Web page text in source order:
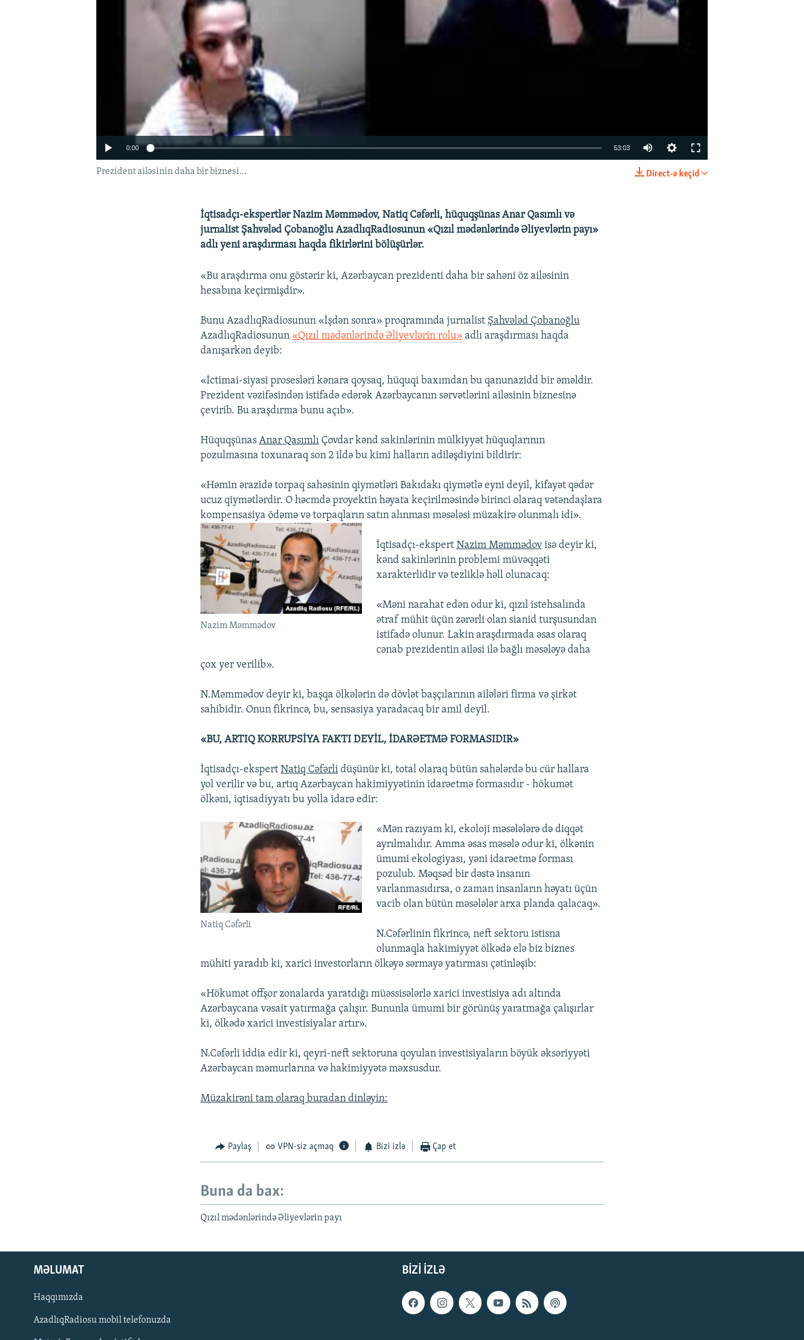
0:00 53:03
Direct-ə keçid
Prezident ailəsinin daha bir biznesi…
İqtisadçı-ekspertlər Nazim Məmmədov, Natiq Cəfərli, hüquqşünas Anar Qasımlı və
jurnalist Şahvələd Çobanoğlu AzadlıqRadiosunun «Qızıl mədənlərində Əliyevlərin payı»
adlı yeni araşdırması haqda fikirlərini bölüşürlər.
«Bu araşdırma onu göstərir ki, Azərbaycan prezidenti daha bir sahəni öz ailəsinin
hesabına keçirmişdir».
Bunu AzadlıqRadiosunun «İşdən sonra» proqramında jurnalist Şahvələd Çobanoğlu
AzadlıqRadiosunun «Qızıl mədənlərində Əliyevlərin rolu» adlı araşdırması haqda
danışarkən deyib:
«İctimai-siyasi prosesləri kənara qoysaq, hüquqi baxımdan bu qanunazidd bir əməldir.
Prezident vəzifəsindən istifadə edərək Azərbaycanın sərvətlərini ailəsinin biznesinə
çevirib. Bu araşdırma bunu açıb».
HüquqşünasAnar Qasımlı Çovdar kənd sakinlərinin mülkiyyət hüquqlarının
pozulmasına toxunaraq son 2 ildə bu kimi halların adiləşdiyini bildirir:
«Həmin ərazidə torpaq sahəsinin qiymətləri Bakıdakı qiymətlə eyni deyil, kifayət qədər
ucuz qiymətlərdir. O həcmdə proyektin həyata keçirilməsində birinci olaraq vətəndaşlara
kompensasiya ödəmə və torpaqların satın alınması məsələsi müzakirə olunmalı idi».
Nazim Məmmədov
İqtisadçı-ekspert Nazim Məmmədovisə deyir ki,
kənd sakinlərinin problemi müvəqqəti
xarakterlidir və tezliklə həll olunacaq:
«Məni narahat edən odur ki, qızıl istehsalında
ətraf mühit üçün zərərli olan sianid turşusundan
istifadə olunur. Lakin araşdırmada əsas olaraq
cənab prezidentin ailəsi ilə bağlı məsələyə daha
çox yer verilib».
N.Məmmədov deyir ki, başqa ölkələrin də dövlət başçılarının ailələri firma və şirkət
sahibidir. Onun fikrincə, bu, sensasiya yaradacaq bir amil deyil.
«BU, ARTIQ KORRUPSİYA FAKTI DEYİL, İDARƏETMƏ FORMASIDIR»
İqtisadçı-ekspertNatiq Cəfərli düşünür ki, total olaraq bütün sahələrdə bu cür hallara
yol verilir və bu, artıq Azərbaycan hakimiyyətinin idarəetmə formasıdır - hökumət
ölkəni, iqtisadiyyatı bu yolla idarə edir:
Natiq Cəfərli
«Mən razıyam ki, ekoloji məsələlərə də diqqət
ayrılmalıdır. Amma əsas məsələ odur ki, ölkənin
ümumi ekologiyası, yəni idarəetmə forması
pozulub. Məqsəd bir dəstə insanın
varlanmasıdırsa, o zaman insanların həyatı üçün
vacib olan bütün məsələlər arxa planda qalacaq».
N.Cəfərlinin fikrincə, neft sektoru istisna
olunmaqla hakimiyyət ölkədə elə biz biznes
mühiti yaradıb ki, xarici investorların ölkəyə sərmayə yatırması çətinləşib:
«Hökumət offşor zonalarda yaratdığı müəssisələrlə xarici investisiya adı altında
Azərbaycana vəsait yatırmağa çalışır. Bununla ümumi bir görünüş yaratmağa çalışırlar
ki, ölkədə xarici investisiyalar artır».
N.Cəfərli iddia edir ki, qeyri-neft sektoruna qoyulan investisiyaların böyük əksəriyyəti
Azərbaycan məmurlarına və hakimiyyətə məxsusdur.
Müzakirəni tam olaraq buradan dinləyin:
Paylaş VPN-siz açmaq Bizi izlə Çap et
Buna da bax:
Qızıl mədənlərində Əliyevlərin payı
BIZI IZLƏ
MƏLUMAT
Haqqımızda
AzadlıqRadiosu mobil telefonuzda